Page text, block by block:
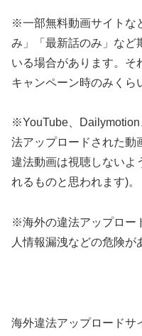
※一部無料動画サイトな
み」「最新話のみ」など
いる場合があります。そ
キャンペーン時のみくら
※YouTube、
法アップロードされた動
違法動画は視聴しないよ
れるものと思われます)。
※海外の違法アップロー
人情報漏洩などの危険が
海外違法アップロードサ